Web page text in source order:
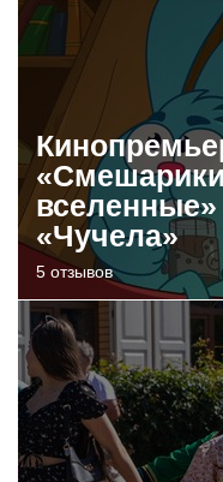
«Чучела»
5 отзывов